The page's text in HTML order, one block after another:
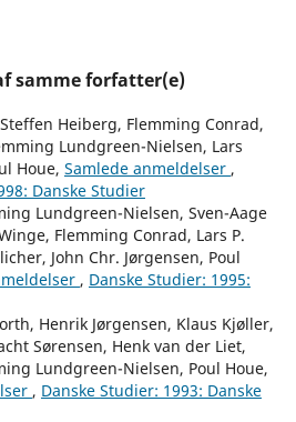
samme forfatter(e)
Heiberg, Flemming Conrad,
Lundgreen-Nielsen, Lars
Houe, Samlede anmeldelser ,
Danske Studier
Lundgreen-Nielsen, Sven-Aage
Flemming Conrad, Lars P.
John Chr. Jørgensen, Poul
, Danske Studier: 1995:
Henrik Jørgensen, Klaus Kjøller,
Sørensen, Henk van der Liet,
Lundgreen-Nielsen, Poul Houe,
, Danske Studier: 1993: Danske